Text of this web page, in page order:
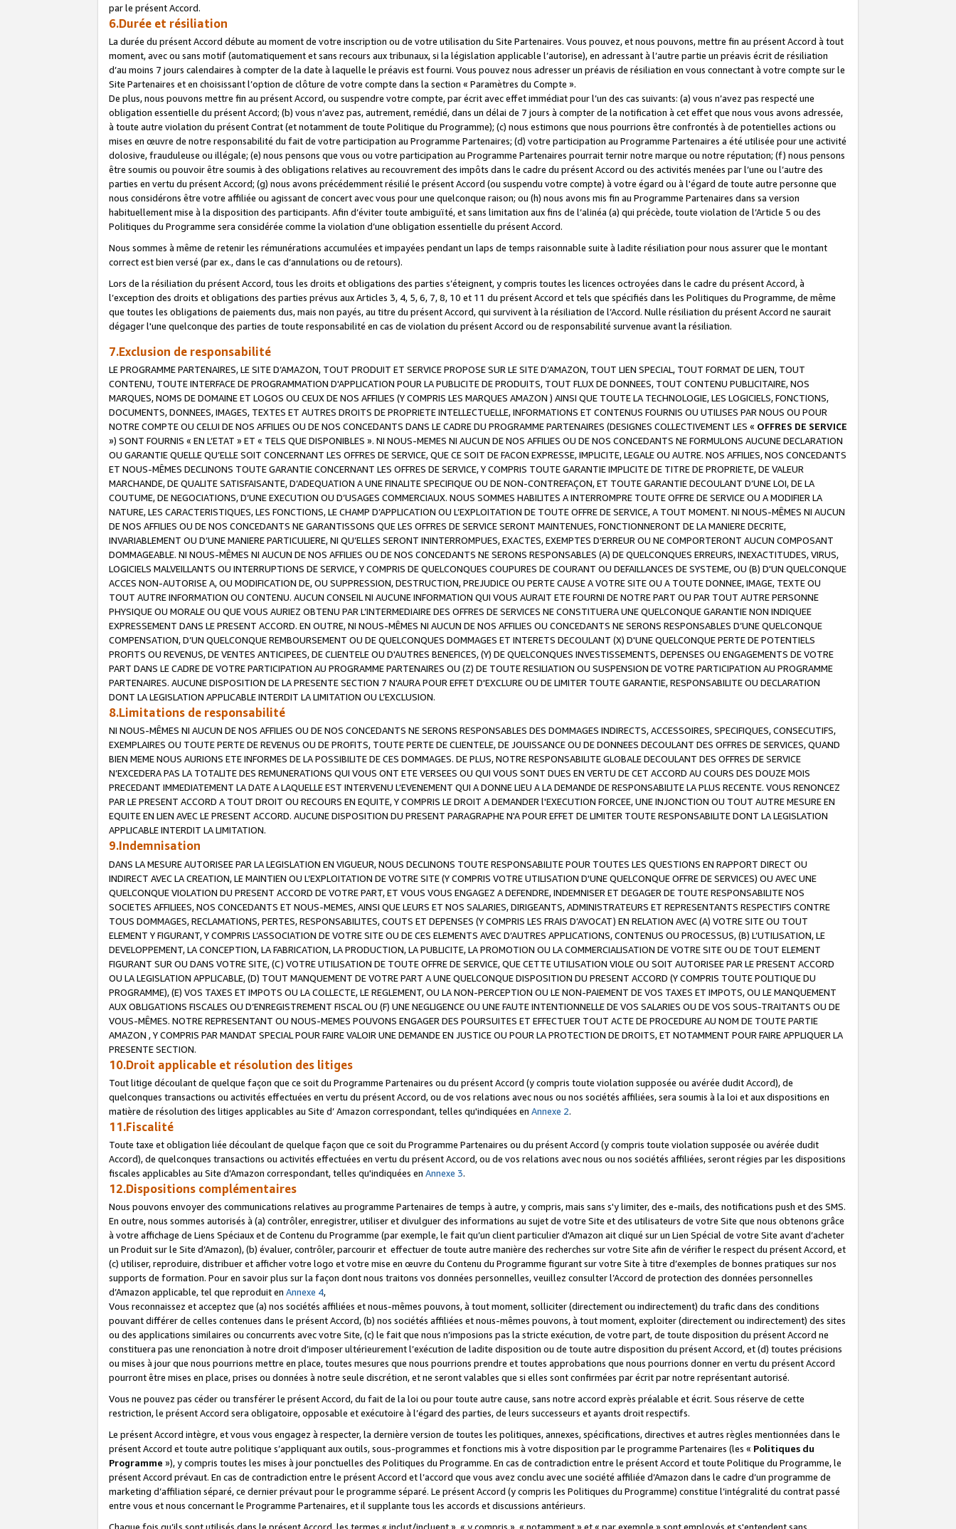
par le présent Accord.
6.Durée et résiliation
La durée du présent Accord débute au moment de votre inscription ou de votre utilisation du Site Partenaires. Vous pouvez, et nous pouvons, mettre fin au présent Accord à tout
moment, avec ou sans motif (automatiquement et sans recours aux tribunaux, si la législation applicable l’autorise), en adressant à l’autre partie un préavis écrit de résiliation
d’au moins 7 jours calendaires à compter de la date à laquelle le préavis est fourni. Vous pouvez nous adresser un préavis de résiliation en vous connectant à votre compte sur le
Site Partenaires et en choisissant l’option de clôture de votre compte dans la section « Paramètres du Compte ».
De plus, nous pouvons mettre fin au présent Accord, ou suspendre votre compte, par écrit avec effet immédiat pour l’un des cas suivants: (a) vous n’avez pas respecté une
obligation essentielle du présent Accord; (b) vous n’avez pas, autrement, remédié, dans un délai de 7 jours à compter de la notification à cet effet que nous vous avons adressée,
à toute autre violation du présent Contrat (et notamment de toute Politique du Programme); (c) nous estimons que nous pourrions être confrontés à de potentielles actions ou
mises en œuvre de notre responsabilité du fait de votre participation au Programme Partenaires; (d) votre participation au Programme Partenaires a été utilisée pour une activité
dolosive, frauduleuse ou illégale; (e) nous pensons que vous ou votre participation au Programme Partenaires pourrait ternir notre marque ou notre réputation; (f) nous pensons
être soumis ou pouvoir être soumis à des obligations relatives au recouvrement des impôts dans le cadre du présent Accord ou des activités menées par l’une ou l’autre des
parties en vertu du présent Accord; (g) nous avons précédemment résilié le présent Accord (ou suspendu votre compte) à votre égard ou à l'égard de toute autre personne que
nous considérons être votre affiliée ou agissant de concert avec vous pour une quelconque raison; ou (h) nous avons mis fin au Programme Partenaires dans sa version
habituellement mise à la disposition des participants. Afin d’éviter toute ambiguïté, et sans limitation aux fins de l’alinéa (a) qui précède, toute violation de l’Article 5 ou des
Politiques du Programme sera considérée comme la violation d’une obligation essentielle du présent Accord.
Nous sommes à même de retenir les rémunérations accumulées et impayées pendant un laps de temps raisonnable suite à ladite résiliation pour nous assurer que le montant
correct est bien versé (par ex., dans le cas d’annulations ou de retours).
Lors de la résiliation du présent Accord, tous les droits et obligations des parties s’éteignent, y compris toutes les licences octroyées dans le cadre du présent Accord, à
l’exception des droits et obligations des parties prévus aux Articles 3, 4, 5, 6, 7, 8, 10 et 11 du présent Accord et tels que spécifiés dans les Politiques du Programme, de même
que toutes les obligations de paiements dus, mais non payés, au titre du présent Accord, qui survivent à la résiliation de l’Accord. Nulle résiliation du présent Accord ne saurait
dégager l'une quelconque des parties de toute responsabilité en cas de violation du présent Accord ou de responsabilité survenue avant la résiliation.
7.Exclusion de responsabilité
LE PROGRAMME PARTENAIRES, LE SITE D’AMAZON, TOUT PRODUIT ET SERVICE PROPOSE SUR LE SITE D’AMAZON, TOUT LIEN SPECIAL, TOUT FORMAT DE LIEN, TOUT
CONTENU, TOUTE INTERFACE DE PROGRAMMATION D'APPLICATION POUR LA PUBLICITE DE PRODUITS, TOUT FLUX DE DONNEES, TOUT CONTENU PUBLICITAIRE, NOS
MARQUES, NOMS DE DOMAINE ET LOGOS OU CEUX DE NOS AFFILIES (Y COMPRIS LES MARQUES AMAZON ) AINSI QUE TOUTE LA TECHNOLOGIE, LES LOGICIELS, FONCTIONS,
DOCUMENTS, DONNEES, IMAGES, TEXTES ET AUTRES DROITS DE PROPRIETE INTELLECTUELLE, INFORMATIONS ET CONTENUS FOURNIS OU UTILISES PAR NOUS OU POUR
NOTRE COMPTE OU CELUI DE NOS AFFILIES OU DE NOS CONCEDANTS DANS LE CADRE DU PROGRAMME PARTENAIRES (DESIGNES COLLECTIVEMENT LES « OFFRES DE SERVICE
») SONT FOURNIS « EN L’ETAT » ET « TELS QUE DISPONIBLES ». NI NOUS-MEMES NI AUCUN DE NOS AFFILIES OU DE NOS CONCEDANTS NE FORMULONS AUCUNE DECLARATION
OU GARANTIE QUELLE QU’ELLE SOIT CONCERNANT LES OFFRES DE SERVICE, QUE CE SOIT DE FACON EXPRESSE, IMPLICITE, LEGALE OU AUTRE. NOS AFFILIES, NOS CONCEDANTS
ET NOUS-MÊMES DECLINONS TOUTE GARANTIE CONCERNANT LES OFFRES DE SERVICE, Y COMPRIS TOUTE GARANTIE IMPLICITE DE TITRE DE PROPRIETE, DE VALEUR
MARCHANDE, DE QUALITE SATISFAISANTE, D’ADEQUATION A UNE FINALITE SPECIFIQUE OU DE NON-CONTREFAÇON, ET TOUTE GARANTIE DECOULANT D’UNE LOI, DE LA
COUTUME, DE NEGOCIATIONS, D’UNE EXECUTION OU D’USAGES COMMERCIAUX. NOUS SOMMES HABILITES A INTERROMPRE TOUTE OFFRE DE SERVICE OU A MODIFIER LA
NATURE, LES CARACTERISTIQUES, LES FONCTIONS, LE CHAMP D’APPLICATION OU L’EXPLOITATION DE TOUTE OFFRE DE SERVICE, A TOUT MOMENT. NI NOUS-MÊMES NI AUCUN
DE NOS AFFILIES OU DE NOS CONCEDANTS NE GARANTISSONS QUE LES OFFRES DE SERVICE SERONT MAINTENUES, FONCTIONNERONT DE LA MANIERE DECRITE,
INVARIABLEMENT OU D’UNE MANIERE PARTICULIERE, NI QU’ELLES SERONT ININTERROMPUES, EXACTES, EXEMPTES D’ERREUR OU NE COMPORTERONT AUCUN COMPOSANT
DOMMAGEABLE. NI NOUS-MÊMES NI AUCUN DE NOS AFFILIES OU DE NOS CONCEDANTS NE SERONS RESPONSABLES (A) DE QUELCONQUES ERREURS, INEXACTITUDES, VIRUS,
LOGICIELS MALVEILLANTS OU INTERRUPTIONS DE SERVICE, Y COMPRIS DE QUELCONQUES COUPURES DE COURANT OU DEFAILLANCES DE SYSTEME, OU (B) D'UN QUELCONQUE
ACCES NON-AUTORISE A, OU MODIFICATION DE, OU SUPPRESSION, DESTRUCTION, PREJUDICE OU PERTE CAUSE A VOTRE SITE OU A TOUTE DONNEE, IMAGE, TEXTE OU
TOUT AUTRE INFORMATION OU CONTENU. AUCUN CONSEIL NI AUCUNE INFORMATION QUI VOUS AURAIT ETE FOURNI DE NOTRE PART OU PAR TOUT AUTRE PERSONNE
PHYSIQUE OU MORALE OU QUE VOUS AURIEZ OBTENU PAR L’INTERMEDIAIRE DES OFFRES DE SERVICES NE CONSTITUERA UNE QUELCONQUE GARANTIE NON INDIQUEE
EXPRESSEMENT DANS LE PRESENT ACCORD. EN OUTRE, NI NOUS-MÊMES NI AUCUN DE NOS AFFILIES OU CONCEDANTS NE SERONS RESPONSABLES D’UNE QUELCONQUE
COMPENSATION, D’UN QUELCONQUE REMBOURSEMENT OU DE QUELCONQUES DOMMAGES ET INTERETS DECOULANT (X) D'UNE QUELCONQUE PERTE DE POTENTIELS
PROFITS OU REVENUS, DE VENTES ANTICIPEES, DE CLIENTELE OU D'AUTRES BENEFICES, (Y) DE QUELCONQUES INVESTISSEMENTS, DEPENSES OU ENGAGEMENTS DE VOTRE
PART DANS LE CADRE DE VOTRE PARTICIPATION AU PROGRAMME PARTENAIRES OU (Z) DE TOUTE RESILIATION OU SUSPENSION DE VOTRE PARTICIPATION AU PROGRAMME
PARTENAIRES. AUCUNE DISPOSITION DE LA PRESENTE SECTION 7 N'AURA POUR EFFET D'EXCLURE OU DE LIMITER TOUTE GARANTIE, RESPONSABILITE OU DECLARATION
DONT LA LEGISLATION APPLICABLE INTERDIT LA LIMITATION OU L’EXCLUSION.
8.Limitations de responsabilité
NI NOUS-MÊMES NI AUCUN DE NOS AFFILIES OU DE NOS CONCEDANTS NE SERONS RESPONSABLES DES DOMMAGES INDIRECTS, ACCESSOIRES, SPECIFIQUES, CONSECUTIFS,
EXEMPLAIRES OU TOUTE PERTE DE REVENUS OU DE PROFITS, TOUTE PERTE DE CLIENTELE, DE JOUISSANCE OU DE DONNEES DECOULANT DES OFFRES DE SERVICES, QUAND
BIEN MEME NOUS AURIONS ETE INFORMES DE LA POSSIBILITE DE CES DOMMAGES. DE PLUS, NOTRE RESPONSABILITE GLOBALE DECOULANT DES OFFRES DE SERVICE
N’EXCEDERA PAS LA TOTALITE DES REMUNERATIONS QUI VOUS ONT ETE VERSEES OU QUI VOUS SONT DUES EN VERTU DE CET ACCORD AU COURS DES DOUZE MOIS
PRECEDANT IMMEDIATEMENT LA DATE A LAQUELLE EST INTERVENU L’EVENEMENT QUI A DONNE LIEU A LA DEMANDE DE RESPONSABILITE LA PLUS RECENTE. VOUS RENONCEZ
PAR LE PRESENT ACCORD A TOUT DROIT OU RECOURS EN EQUITE, Y COMPRIS LE DROIT A DEMANDER l'EXECUTION FORCEE, UNE INJONCTION OU TOUT AUTRE MESURE EN
EQUITE EN LIEN AVEC LE PRESENT ACCORD. AUCUNE DISPOSITION DU PRESENT PARAGRAPHE N'A POUR EFFET DE LIMITER TOUTE RESPONSABILITE DONT LA LEGISLATION
APPLICABLE INTERDIT LA LIMITATION.
9.Indemnisation
DANS LA MESURE AUTORISEE PAR LA LEGISLATION EN VIGUEUR, NOUS DECLINONS TOUTE RESPONSABILITE POUR TOUTES LES QUESTIONS EN RAPPORT DIRECT OU
INDIRECT AVEC LA CREATION, LE MAINTIEN OU L’EXPLOITATION DE VOTRE SITE (Y COMPRIS VOTRE UTILISATION D'UNE QUELCONQUE OFFRE DE SERVICES) OU AVEC UNE
QUELCONQUE VIOLATION DU PRESENT ACCORD DE VOTRE PART, ET VOUS VOUS ENGAGEZ A DEFENDRE, INDEMNISER ET DEGAGER DE TOUTE RESPONSABILITE NOS
SOCIETES AFFILIEES, NOS CONCEDANTS ET NOUS-MEMES, AINSI QUE LEURS ET NOS SALARIES, DIRIGEANTS, ADMINISTRATEURS ET REPRESENTANTS RESPECTIFS CONTRE
TOUS DOMMAGES, RECLAMATIONS, PERTES, RESPONSABILITES, COUTS ET DEPENSES (Y COMPRIS LES FRAIS D’AVOCAT) EN RELATION AVEC (A) VOTRE SITE OU TOUT
ELEMENT Y FIGURANT, Y COMPRIS L’ASSOCIATION DE VOTRE SITE OU DE CES ELEMENTS AVEC D’AUTRES APPLICATIONS, CONTENUS OU PROCESSUS, (B) L’UTILISATION, LE
DEVELOPPEMENT, LA CONCEPTION, LA FABRICATION, LA PRODUCTION, LA PUBLICITE, LA PROMOTION OU LA COMMERCIALISATION DE VOTRE SITE OU DE TOUT ELEMENT
FIGURANT SUR OU DANS VOTRE SITE, (C) VOTRE UTILISATION DE TOUTE OFFRE DE SERVICE, QUE CETTE UTILISATION VIOLE OU SOIT AUTORISEE PAR LE PRESENT ACCORD
OU LA LEGISLATION APPLICABLE, (D) TOUT MANQUEMENT DE VOTRE PART A UNE QUELCONQUE DISPOSITION DU PRESENT ACCORD (Y COMPRIS TOUTE POLITIQUE DU
PROGRAMME), (E) VOS TAXES ET IMPOTS OU LA COLLECTE, LE REGLEMENT, OU LA NON-PERCEPTION OU LE NON-PAIEMENT DE VOS TAXES ET IMPOTS, OU LE MANQUEMENT
AUX OBLIGATIONS FISCALES OU D’ENREGISTREMENT FISCAL OU (F) UNE NEGLIGENCE OU UNE FAUTE INTENTIONNELLE DE VOS SALARIES OU DE VOS SOUS-TRAITANTS OU DE
VOUS-MÊMES. NOTRE REPRESENTANT OU NOUS-MEMES POUVONS ENGAGER DES POURSUITES ET EFFECTUER TOUT ACTE DE PROCEDURE AU NOM DE TOUTE PARTIE
AMAZON , Y COMPRIS PAR MANDAT SPECIAL POUR FAIRE VALOIR UNE DEMANDE EN JUSTICE OU POUR LA PROTECTION DE DROITS, ET NOTAMMENT POUR FAIRE APPLIQUER LA
PRESENTE SECTION.
10.Droit applicable et résolution des litiges
Tout litige découlant de quelque façon que ce soit du Programme Partenaires ou du présent Accord (y compris toute violation supposée ou avérée dudit Accord), de
quelconques transactions ou activités effectuées en vertu du présent Accord, ou de vos relations avec nous ou nos sociétés affiliées, sera soumis à la loi et aux dispositions en
matière de résolution des litiges applicables au Site d’ Amazon correspondant, telles qu'indiquées en Annexe 2.
11.Fiscalité
Toute taxe et obligation liée découlant de quelque façon que ce soit du Programme Partenaires ou du présent Accord (y compris toute violation supposée ou avérée dudit
Accord), de quelconques transactions ou activités effectuées en vertu du présent Accord, ou de vos relations avec nous ou nos sociétés affiliées, seront régies par les dispositions
fiscales applicables au Site d’Amazon correspondant, telles qu'indiquées en Annexe 3.
12.Dispositions complémentaires
Nous pouvons envoyer des communications relatives au programme Partenaires de temps à autre, y compris, mais sans s'y limiter, des e-mails, des notifications push et des SMS.
En outre, nous sommes autorisés à (a) contrôler, enregistrer, utiliser et divulguer des informations au sujet de votre Site et des utilisateurs de votre Site que nous obtenons grâce
à votre affichage de Liens Spéciaux et de Contenu du Programme (par exemple, le fait qu’un client particulier d'Amazon ait cliqué sur un Lien Spécial de votre Site avant d’acheter
un Produit sur le Site d’Amazon), (b) évaluer, contrôler, parcourir et effectuer de toute autre manière des recherches sur votre Site afin de vérifier le respect du présent Accord, et
(c) utiliser, reproduire, distribuer et afficher votre logo et votre mise en œuvre du Contenu du Programme figurant sur votre Site à titre d’exemples de bonnes pratiques sur nos
supports de formation. Pour en savoir plus sur la façon dont nous traitons vos données personnelles, veuillez consulter l’Accord de protection des données personnelles
d’Amazon applicable, tel que reproduit en Annexe 4,
Vous reconnaissez et acceptez que (a) nos sociétés affiliées et nous-mêmes pouvons, à tout moment, solliciter (directement ou indirectement) du trafic dans des conditions
pouvant différer de celles contenues dans le présent Accord, (b) nos sociétés affiliées et nous-mêmes pouvons, à tout moment, exploiter (directement ou indirectement) des sites
ou des applications similaires ou concurrents avec votre Site, (c) le fait que nous n’imposions pas la stricte exécution, de votre part, de toute disposition du présent Accord ne
constituera pas une renonciation à notre droit d’imposer ultérieurement l’exécution de ladite disposition ou de toute autre disposition du présent Accord, et (d) toutes précisions
ou mises à jour que nous pourrions mettre en place, toutes mesures que nous pourrions prendre et toutes approbations que nous pourrions donner en vertu du présent Accord
pourront être mises en place, prises ou données à notre seule discrétion, et ne seront valables que si elles sont confirmées par écrit par notre représentant autorisé.
Vous ne pouvez pas céder ou transférer le présent Accord, du fait de la loi ou pour toute autre cause, sans notre accord exprès préalable et écrit. Sous réserve de cette
restriction, le présent Accord sera obligatoire, opposable et exécutoire à l’égard des parties, de leurs successeurs et ayants droit respectifs.
Le présent Accord intègre, et vous vous engagez à respecter, la dernière version de toutes les politiques, annexes, spécifications, directives et autres règles mentionnées dans le
présent Accord et toute autre politique s’appliquant aux outils, sous-programmes et fonctions mis à votre disposition par le programme Partenaires (les « Politiques du
Programme »), y compris toutes les mises à jour ponctuelles des Politiques du Programme. En cas de contradiction entre le présent Accord et toute Politique du Programme, le
présent Accord prévaut. En cas de contradiction entre le présent Accord et l’accord que vous avez conclu avec une société affiliée d’Amazon dans le cadre d’un programme de
marketing d’affiliation séparé, ce dernier prévaut pour le programme séparé. Le présent Accord (y compris les Politiques du Programme) constitue l’intégralité du contrat passé
entre vous et nous concernant le Programme Partenaires, et il supplante tous les accords et discussions antérieurs.